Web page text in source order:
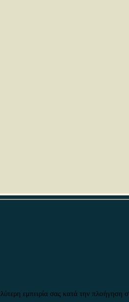
εμπειρία σας κατά την